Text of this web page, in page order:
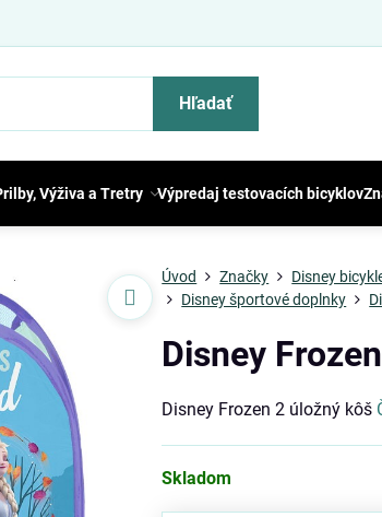
Hľadať
Výživa a Tretry Výpredaj testovacích bicyklov
Úvod Značky Disney
Disney športové doplnky
Disney
Disney Frozen 2 úložný kôš
Skladom